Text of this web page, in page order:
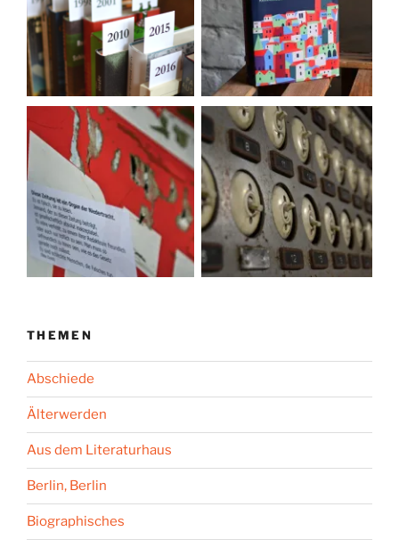
THEMEN
Abschiede
Älterwerden
Aus dem Literaturhaus
Berlin, Berlin
Biographisches